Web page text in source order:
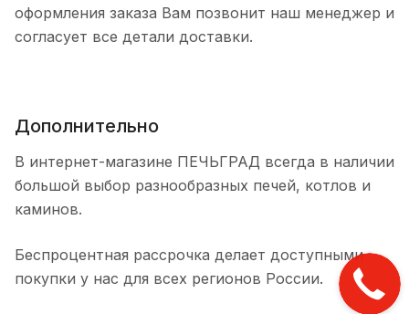
оформления заказа Вам позвонит наш менеджер и
согласует все детали доставки.
Дополнительно
В интернет-магазине ПЕЧЬГРАД всегда в наличии
большой выбор разнообразных печей, котлов и
каминов.
Беспроцентная рассрочка делает доступными
покупки у нас для всех регионов России.